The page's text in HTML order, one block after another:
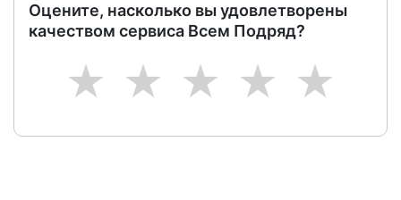
Оцените, насколько вы удовлетворены
качеством сервиса Всем Подряд?
5
4
3
2
1